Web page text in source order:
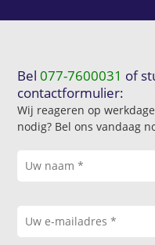
Bel077-7600031 of
contactformulier:
Wij reageren op
nodig? Bel ons vandaag